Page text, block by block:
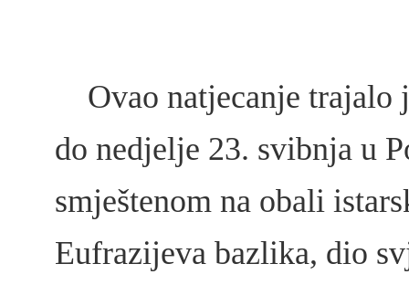
Ovao natjecanje trajalo
do nedjelje 23. svibnja u
smještenom na obali
Eufrazijeva bazlika, dio